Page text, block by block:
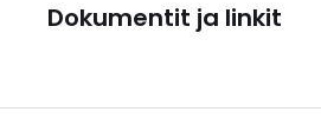
Dokumentit ja linkit